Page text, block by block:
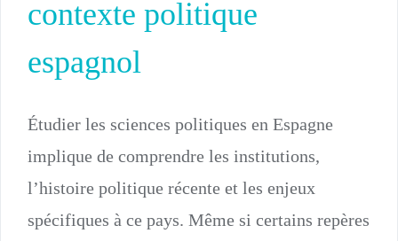
contexte politique
espagnol
Étudier les sciences politiques en Espagne
implique de comprendre les institutions,
l’histoire politique récente et les enjeux
spécifiques à ce pays. Même si certains repères